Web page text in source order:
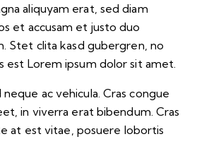
aliquyam erat, sed diam
et accusam et justo duo
Stet clita kasd gubergren, no
est Lorem ipsum dolor sit amet.
ac vehicula. Cras congue
in viverra erat bibendum. Cras
at est vitae, posuere lobortis